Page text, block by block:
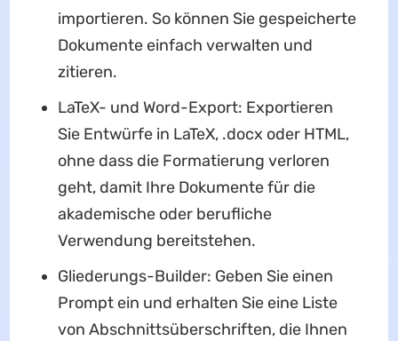
importieren. So können Sie gespeicherte
Dokumente einfach verwalten und
zitieren.
LaTeX- und Word-Export: Exportieren
Sie Entwürfe in LaTeX, .docx oder HTML,
ohne dass die Formatierung verloren
geht, damit Ihre Dokumente für die
akademische oder berufliche
Verwendung bereitstehen.
Gliederungs-Builder: Geben Sie einen
Prompt ein und erhalten Sie eine Liste
von Abschnittsüberschriften, die Ihnen